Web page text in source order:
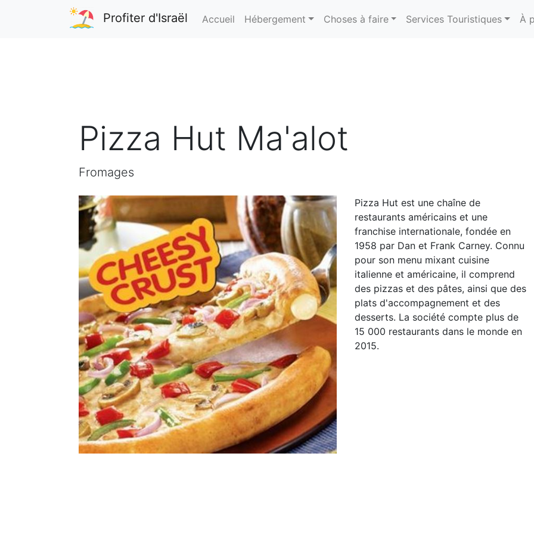
Profiter d'Israël Accueil Hébergement Choses à faire Services Touristiques À
Pizza Hut Ma'alot
Fromages
Pizza Hut est une chaîne de
restaurants américains et une
franchise internationale, fondée en
1958 par Dan et Frank Carney. Connu
pour son menu mixant cuisine
italienne et américaine, il comprend
des pizzas et des pâtes, ainsi que des
plats d'accompagnement et des
desserts. La société compte plus de
15 000 restaurants dans le monde en
2015.